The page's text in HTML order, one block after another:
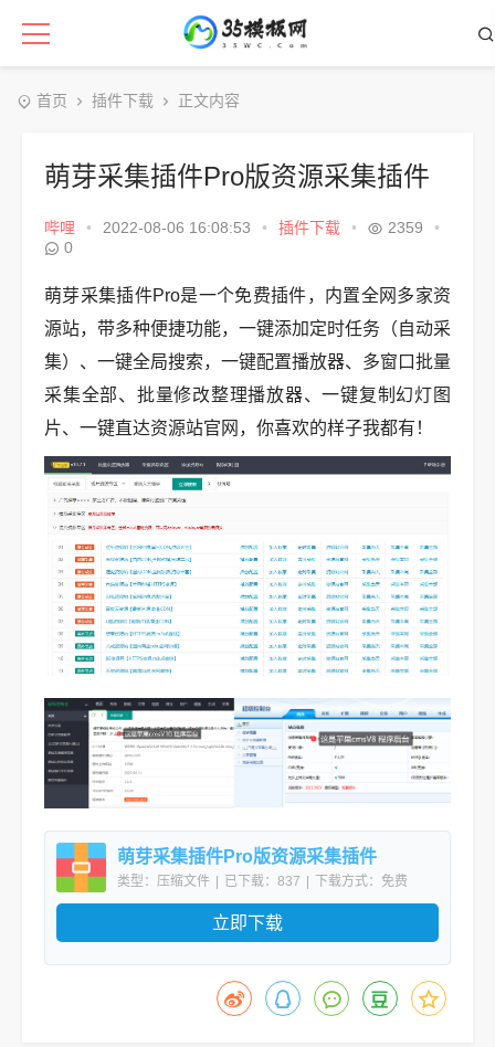
首页 插件下载 正文内容
萌芽采集插件Pro版资源采集插件
哔哩 • 2022-08-06 16:08:53 • 插件下载 • 2359
•
0
萌芽采集插件Pro是一个免费插件，内置全网多家资
源站，带多种便捷功能，一键添加定时任务（自动采
集）、一键全局搜索，一键配置播放器、多窗口批量
采集全部、批量修改整理播放器、一键复制幻灯图
片、一键直达资源站官网，你喜欢的样子我都有！
萌芽采集插件Pro版资源采集插件
类型：压缩文件 | 已下载：837 | 下载方式：免费
下载
立即下载